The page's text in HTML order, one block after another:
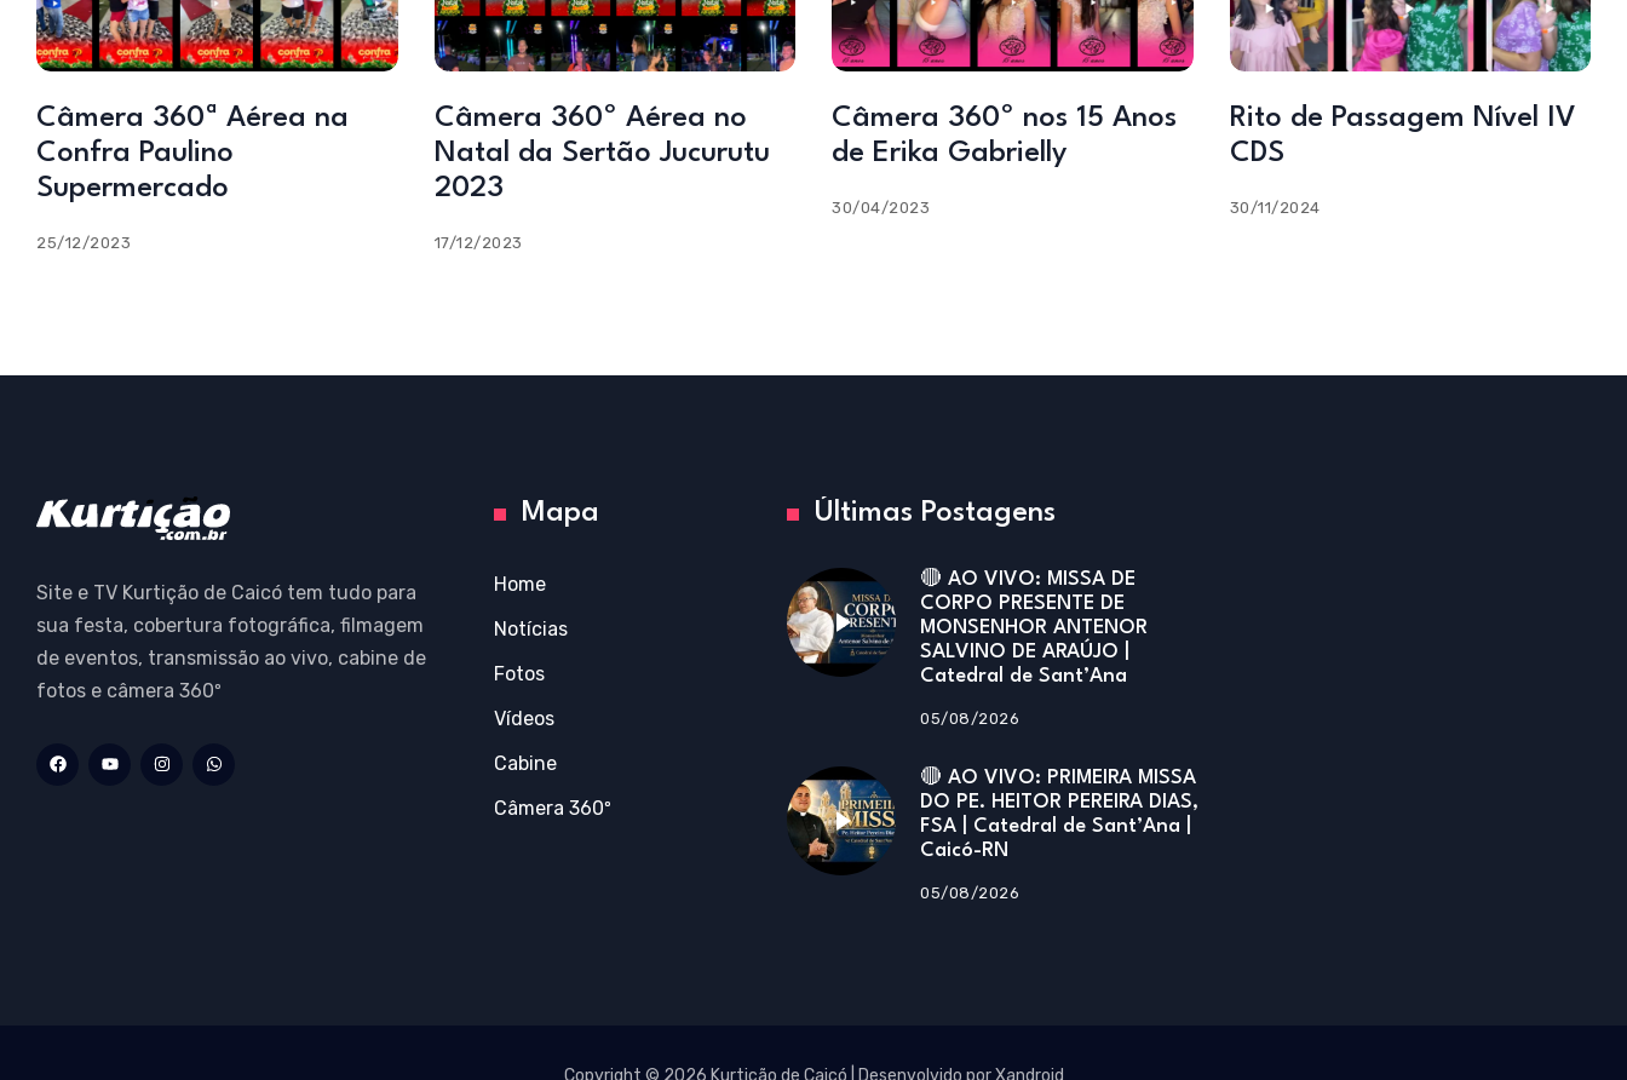
Câmera 360ª Aérea na
Confra Paulino
Supermercado
25/12/2023
Câmera 360º Aérea no
Natal da Sertão Jucurutu
2023
17/12/2023
Câmera 360º nos 15 Anos
de Erika Gabrielly
30/04/2023
Rito de Passagem Nível IV
CDS
30/11/2024
Site e TV Kurtição de Caicó tem tudo para
sua festa, cobertura fotográfica, filmagem
de eventos, transmissão ao vivo, cabine de
fotos e câmera 360º
Mapa
Home
Notícias
Fotos
Vídeos
Cabine
Câmera 360º
Últimas Postagens
🔴 AO VIVO: MISSA DE
CORPO PRESENTE DE
MONSENHOR ANTENOR
SALVINO DE ARAÚJO |
Catedral de Sant’Ana
05/08/2026
🔴 AO VIVO: PRIMEIRA MISSA
DO PE. HEITOR PEREIRA DIAS,
FSA | Catedral de Sant’Ana |
Caicó-RN
05/08/2026